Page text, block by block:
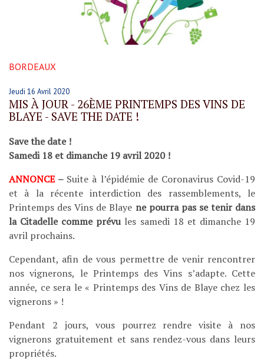
BORDEAUX
Jeudi 16 Avril 2020
MIS À JOUR - 26ÈME PRINTEMPS DES VINS DE
BLAYE - SAVE THE DATE !
Save the date !
Samedi 18 et dimanche 19 avril 2020 !
ANNONCE – Suite à l’épidémie de Coronavirus Covid-19
et à la récente interdiction des rassemblements, le
Printemps des Vins de Blaye ne pourra pas se tenir dans
la Citadelle comme prévu les samedi 18 et dimanche 19
avril prochains.
Cependant, afin de vous permettre de venir rencontrer
nos vignerons, le Printemps des Vins s’adapte. Cette
année, ce sera le « Printemps des Vins de Blaye chez les
vignerons » !
Pendant 2 jours, vous pourrez rendre visite à nos
vignerons gratuitement et sans rendez-vous dans leurs
propriétés.
Suivez-nous